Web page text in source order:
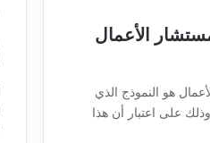
الأعمال
هو النموذج الذي
على اعتبار أن هذا